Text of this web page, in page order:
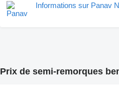
Informations sur Panav
Prix de semi-remorques